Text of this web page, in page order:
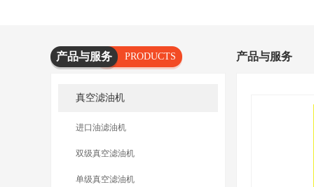
产品与服务
PRODUCTS
真空滤油机
进口油滤油机
双级真空滤油机
单级真空滤油机
产品与服务